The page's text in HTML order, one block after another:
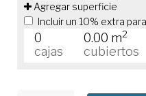
Agregar superficie
Incluir un 10% extra
0
cajas
0.00 m2
cubiertos